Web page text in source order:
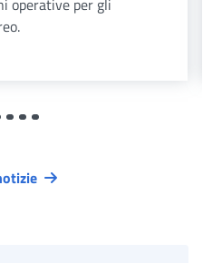
operative per gli